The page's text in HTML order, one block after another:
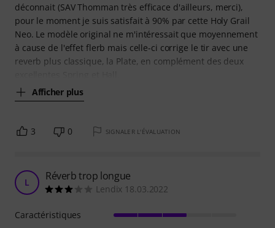
déconnait (SAV Thomman très efficace d'ailleurs, merci),
pour le moment je suis satisfait à 90% par cette Holy Grail
Neo. Le modèle original ne m'intéressait que moyennement
à cause de l'effet flerb mais celle-ci corrige le tir avec une
reverb plus classique, la Plate, en complément des deux
Afficher plus
3 0 SIGNALER L'ÉVALUATION
L Réverb trop longue
Lendix 18.03.2022
Caractéristiques